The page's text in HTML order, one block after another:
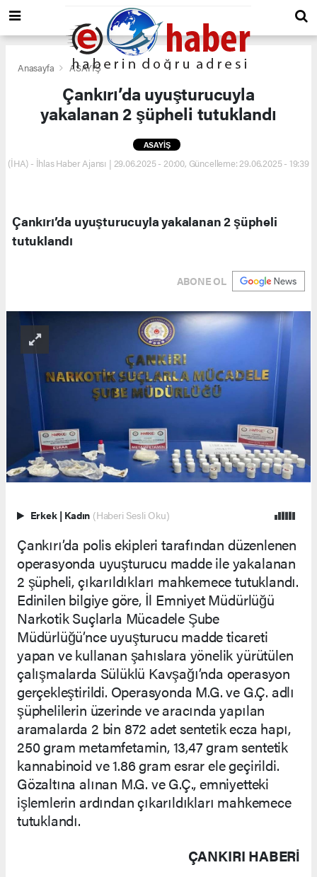
Anasayfa ASAYİŞ
Çankırı’da uyuşturucuyla
yakalanan 2 şüpheli tutuklandı
ASAYİŞ
(İHA) - İhlas Haber Ajansı | 29.06.2025 - 20:00, Güncelleme: 29.06.2025 - 19:39
Çankırı’da uyuşturucuyla yakalanan 2 şüpheli
tutuklandı
ABONE OL
Erkek | Kadın (Haberi Sesli Oku)
Çankırı’da polis ekipleri tarafından düzenlenen
operasyonda uyuşturucu madde ile yakalanan
2 şüpheli, çıkarıldıkları mahkemece tutuklandı.
Edinilen bilgiye göre, İl Emniyet Müdürlüğü
Narkotik Suçlarla Mücadele Şube
Müdürlüğü’nce uyuşturucu madde ticareti
yapan ve kullanan şahıslara yönelik yürütülen
çalışmalarda Sülüklü Kavşağı’nda operasyon
gerçekleştirildi. Operasyonda M.G. ve G.Ç. adlı
şüphelilerin üzerinde ve aracında yapılan
aramalarda 2 bin 872 adet sentetik ecza hapı,
250 gram metamfetamin, 13,47 gram sentetik
kannabinoid ve 1.86 gram esrar ele geçirildi.
Gözaltına alınan M.G. ve G.Ç., emniyetteki
işlemlerin ardından çıkarıldıkları mahkemece
tutuklandı.
ÇANKIRI HABERİ